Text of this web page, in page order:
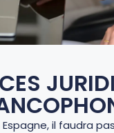
Espagne, il faudra